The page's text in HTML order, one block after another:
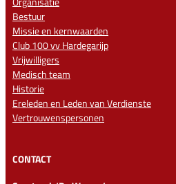
Bestuur
Missie en kernwaarden
Club 100 vv Hardegarijp
Vrijwilligers
Medisch team
Historie
Ereleden en Leden van Verdienste
Vertrouwenspersonen
CONTACT